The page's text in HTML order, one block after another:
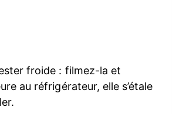
froide : filmez-la et
au réfrigérateur, elle s’étale